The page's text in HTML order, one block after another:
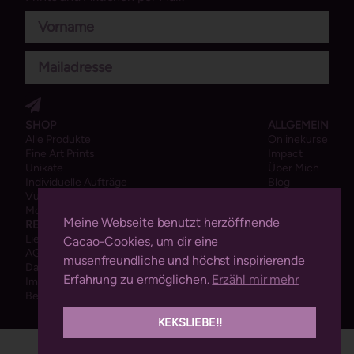
SHOP
Alle Produkte
Fine Art Prints
Unikate
Individuelle Aufträge
Vulvaschönes
Mondblutmalerei
ALLGEMEIN
Onlinekurse
Impact
Über Mich
Blog
RECHTLICHES
Liefer- und Zahlungsbedingungen
AGB
Datenschutz
Impressum
Bewertungen
Meine Webseite benutzt herzöffnende
Cacao-Cookies, um dir eine
musenfreundliche und höchst inspirierende
Erfahrung zu ermöglichen. Erzähl mir mehr
KEKSLIEBE!!